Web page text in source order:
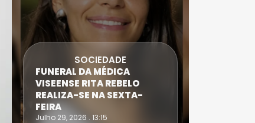
SOCIEDADE
FUNERAL DA MÉDICA
VISEENSE RITA REBELO
REALIZA-SE NA SEXTA-
FEIRA
Julho 29, 2026 . 13:15